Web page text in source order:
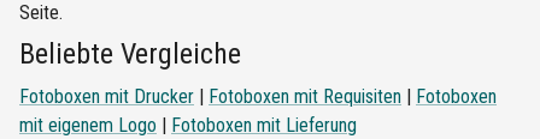
Seite.
Beliebte Vergleiche
Fotoboxen mit Drucker Fotoboxen mit Requisiten
Fotoboxen
mit eigenem Logo
Fotoboxen mit Lieferung